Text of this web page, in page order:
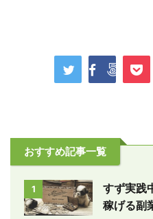
おすすめ記事一覧
1
すず実践
稼げる副